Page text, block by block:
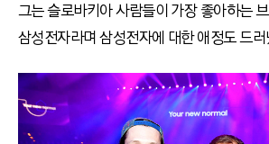
그는 슬로바키아 사람들이 가장 좋아하는
삼성전자라며 삼성전자에 대한 애정도 드러